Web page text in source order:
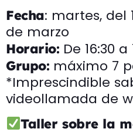
Fecha: martes, del
de marzo
Horario: De 16:30 a
Grupo: máximo 7
*Imprescindible
videollamada de
Taller sobre la